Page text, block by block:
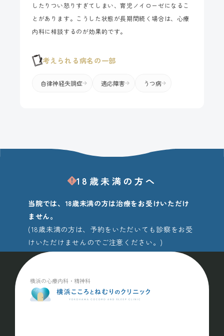
したりつい怒りすぎてしまい、育児ノイローゼになるこ
とがあります。こうした状態が長期間続く場合は、心療
内科に相談するのが効果的です。
考えられる病名の一部
自律神経失調症 適応障害 うつ病
18歳未満の方へ
当院では、18歳未満の方は治療をお受けいただけ
ません。
(18歳未満の方は、予約をいただいても診察をお受
けいただけませんのでご注意ください。)
横浜の心療内科・精神科